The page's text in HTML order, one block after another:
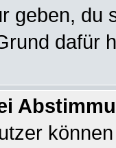
geben, du
dafür